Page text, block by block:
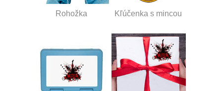
Rohožka Kľúčenka s mincou